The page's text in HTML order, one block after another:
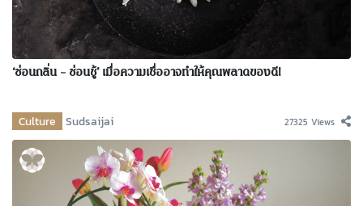
‘ซ่อนกลิ่น – ซ่อนชู้’ เมื่อความเชื่ออาจทำให้คุณพลาดของดี!
Culture Sudsaijai 27325 Views